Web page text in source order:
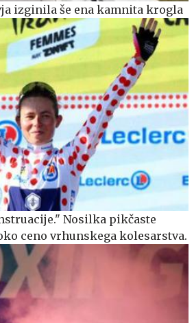
izginila še ena kamnita krogla
Nosilka pikčaste
ceno vrhunskega kolesarstva.